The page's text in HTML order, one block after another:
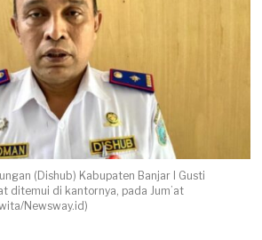
(Dishub) Kabupaten Banjar I Gusti
ditemui di kantornya, pada Jum’at
Newsway.id)